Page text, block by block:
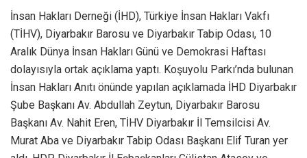
İnsan Hakları Derneği (İHD), Türkiye İnsan Hakları Vakfı
(TİHV), Diyarbakır Barosu ve Diyarbakır Tabip Odası, 10
Aralık Dünya İnsan Hakları Günü ve Demokrasi Haftası
dolayısıyla ortak açıklama yaptı. Koşuyolu Parkı’nda bulunan
İnsan Hakları Anıtı önünde yapılan açıklamada İHD Diyarbakır
Şube Başkanı Av. Abdullah Zeytun, Diyarbakır Barosu
Başkanı Av. Nahit Eren, TİHV Diyarbakır İl Temsilcisi Av.
Murat Aba ve Diyarbakır Tabip Odası Başkanı Elif Turan yer